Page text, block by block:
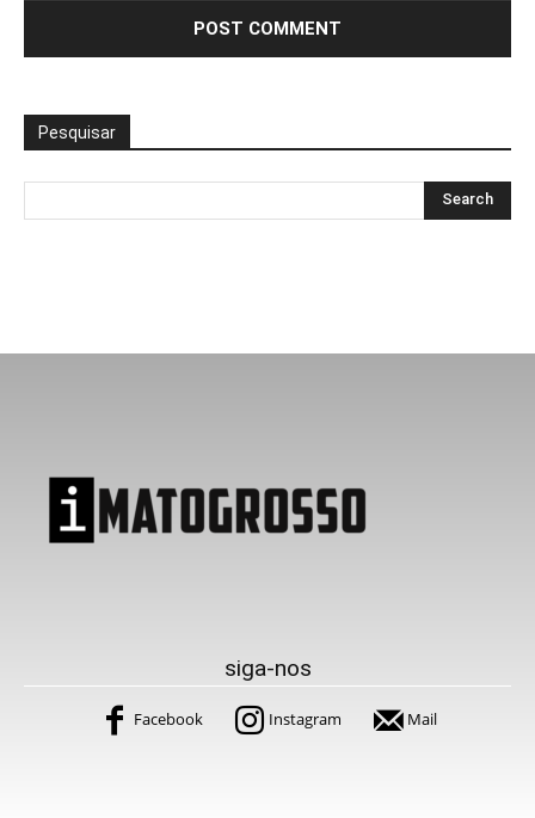
Pesquisar
siga-nos
Facebook Instagram Mail